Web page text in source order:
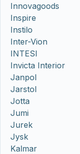
Innovagoods
Inspire
Instilo
Inter-Vion
INTESI
Invicta Interior
Janpol
Jarstol
Jotta
Jumi
Jurek
Jysk
Kalmar